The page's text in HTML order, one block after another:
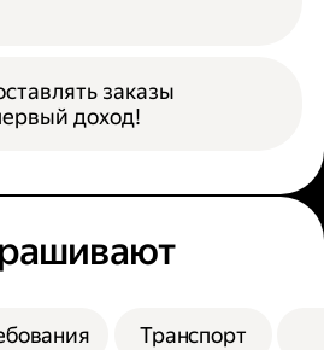
заказы
доход!
Транспорт